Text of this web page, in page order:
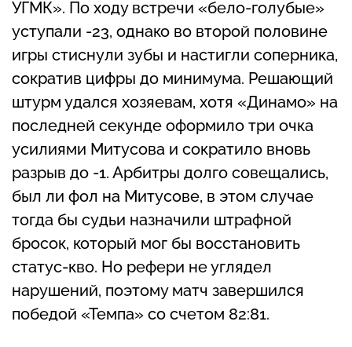
УГМК». По ходу встречи «бело-голубые»
уступали -23, однако во второй половине
игры стиснули зубы и настигли соперника,
сократив цифры до минимума. Решающий
штурм удался хозяевам, хотя «Динамо» на
последней секунде оформило три очка
усилиями Митусова и сократило вновь
разрыв до -1. Арбитры долго совещались,
был ли фол на Митусове, в этом случае
тогда бы судьи назначили штрафной
бросок, который мог бы восстановить
статус-кво. Но рефери не углядел
нарушений, поэтому матч завершился
победой «Темпа» со счетом 82:81.